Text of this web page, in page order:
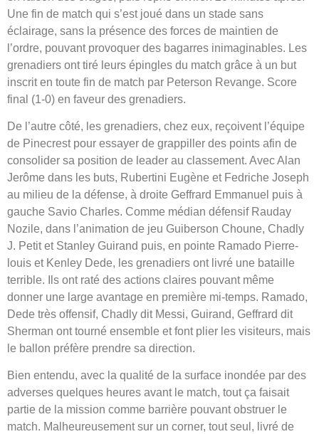
Une fin de match qui s’est joué dans un stade sans
éclairage, sans la présence des forces de maintien de
l’ordre, pouvant provoquer des bagarres inimaginables. Les
grenadiers ont tiré leurs épingles du match grâce à un but
inscrit en toute fin de match par Peterson Revange. Score
final (1-0) en faveur des grenadiers.
De l’autre côté, les grenadiers, chez eux, reçoivent l’équipe
de Pinecrest pour essayer de grappiller des points afin de
consolider sa position de leader au classement. Avec Alan
Jerôme dans les buts, Rubertini Eugène et Fedriche Joseph
au milieu de la défense, à droite Geffrard Emmanuel puis à
gauche Savio Charles. Comme médian défensif Rauday
Nozile, dans l’animation de jeu Guiberson Choune, Chadly
J. Petit et Stanley Guirand puis, en pointe Ramado Pierre-
louis et Kenley Dede, les grenadiers ont livré une bataille
terrible. Ils ont raté des actions claires pouvant même
donner une large avantage en première mi-temps. Ramado,
Dede très offensif, Chadly dit Messi, Guirand, Geffrard dit
Sherman ont tourné ensemble et font plier les visiteurs, mais
le ballon préfère prendre sa direction.
Bien entendu, avec la qualité de la surface inondée par des
adverses quelques heures avant le match, tout ça faisait
partie de la mission comme barrière pouvant obstruer le
match. Malheureusement sur un corner, tout seul, livré de